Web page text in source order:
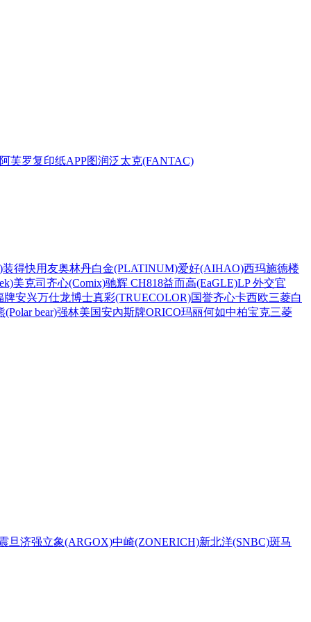
阿芙罗复印纸APP图润泛太克(FANTAC)
装得快用友奥林丹白金(PLATINUM)爱好(AIHAO)西玛施德楼
美克司 齐心(Comix)驰辉 CH818益而高(EaGLE)LP 外交官
牌安兴万仕龙博士真彩(TRUECOLOR)国誉齐心卡西欧三菱白
(Polar bear)强林美国安內斯牌ORICO玛丽何如中柏宝克三菱
旦济强立象(ARGOX)中崎(ZONERICH)新北洋(SNBC)斑马